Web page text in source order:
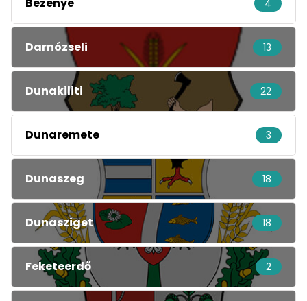
4
Darnózseli 13
Dunakiliti 22
Dunaremete 3
Dunaszeg 18
Dunasziget 18
Feketeerdő 2